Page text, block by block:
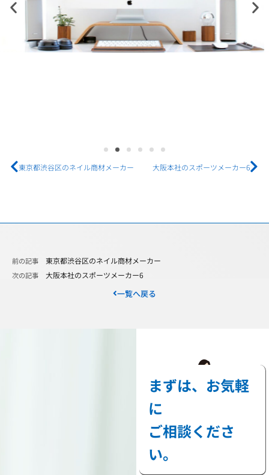
東京都渋谷区のネイル商材メーカー 大阪本社のスポーツメーカー6
前の記事 東京都渋谷区のネイル商材メーカー
次の記事 大阪本社のスポーツメーカー6
一覧へ戻る
まずは、お気軽
に
ご相談くださ
い。